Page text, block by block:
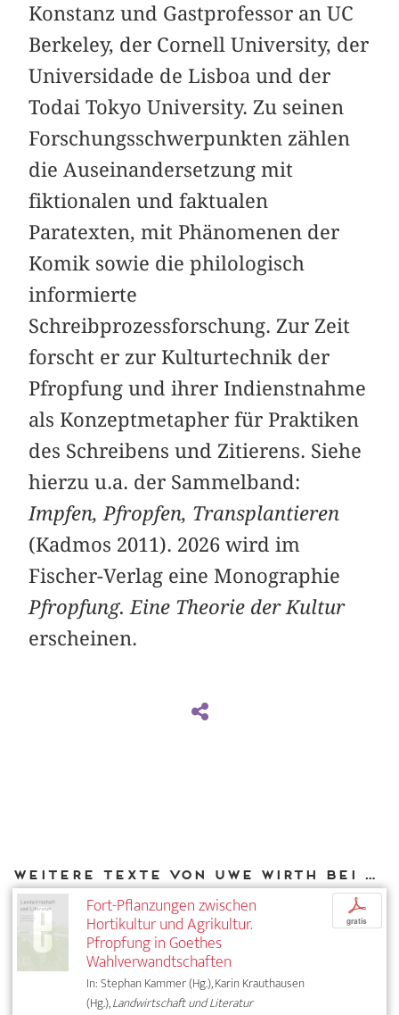
Konstanz und Gastprofessor an UC
Berkeley, der Cornell University, der
Universidade de Lisboa und der
Todai Tokyo University. Zu seinen
Forschungsschwerpunkten zählen
die Auseinandersetzung mit
fiktionalen und faktualen
Paratexten, mit Phänomenen der
Komik sowie die philologisch
informierte
Schreibprozessforschung. Zur Zeit
forscht er zur Kulturtechnik der
Pfropfung und ihrer Indienstnahme
als Konzeptmetapher für Praktiken
des Schreibens und Zitierens. Siehe
hierzu u.a. der Sammelband:
Impfen, Pfropfen, Transplantieren
(Kadmos 2011). 2026 wird im
Fischer-Verlag eine Monographie
Pfropfung. Eine Theorie der Kultur
erscheinen.
Weitere Texte von Uwe Wirth bei DIAPHANES
Fort-Pflanzungen zwischen
Hortikultur und Agrikultur.
Pfropfung in Goethes
Wahlverwandtschaften
In: Stephan Kammer (Hg.), Karin Krauthausen
(Hg.),Landwirtschaft und Literatur
p
gratis